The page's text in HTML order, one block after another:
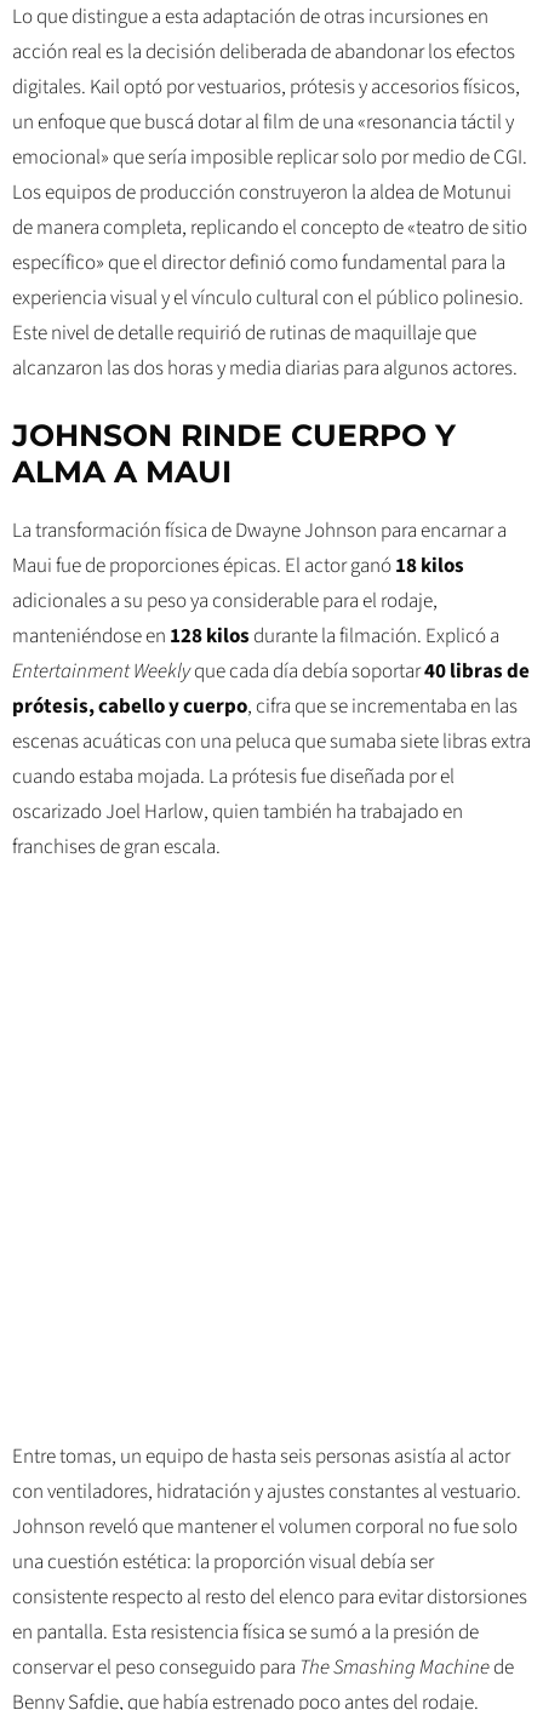
Lo que distingue a esta adaptación de otras incursiones en
acción real es la decisión deliberada de abandonar los efectos
digitales. Kail optó por vestuarios, prótesis y accesorios físicos,
un enfoque que buscá dotar al film de una «resonancia táctil y
emocional» que sería imposible replicar solo por medio de CGI.
Los equipos de producción construyeron la aldea de Motunui
de manera completa, replicando el concepto de «teatro de sitio
específico» que el director definió como fundamental para la
experiencia visual y el vínculo cultural con el público polinesio.
Este nivel de detalle requirió de rutinas de maquillaje que
alcanzaron las dos horas y media diarias para algunos actores.
JOHNSON RINDE CUERPO Y
ALMA A MAUI
La transformación física de Dwayne Johnson para encarnar a
Maui fue de proporciones épicas. El actor ganó18 kilos
adicionales a su peso ya considerable para el rodaje,
manteniéndose en 128 kilos durante la filmación. Explicó a
Entertainment Weeklyque cada día debía soportar40 libras de
prótesis, cabello y cuerpo, cifra que se incrementaba en las
escenas acuáticas con una peluca que sumaba siete libras extra
cuando estaba mojada. La prótesis fue diseñada por el
oscarizado Joel Harlow, quien también ha trabajado en
franchises de gran escala.
Entre tomas, un equipo de hasta seis personas asistía al actor
con ventiladores, hidratación y ajustes constantes al vestuario.
Johnson reveló que mantener el volumen corporal no fue solo
una cuestión estética: la proporción visual debía ser
consistente respecto al resto del elenco para evitar distorsiones
en pantalla. Esta resistencia física se sumó a la presión de
conservar el peso conseguido para The Smashing Machinede
Benny Safdie, que había estrenado poco antes del rodaje.